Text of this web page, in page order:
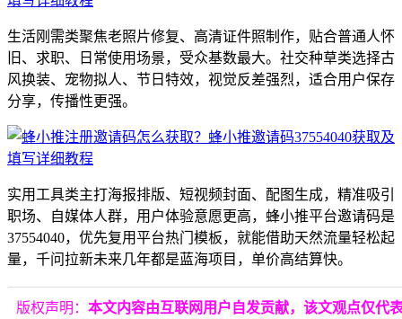
生活刚需类聚焦老照片修复、高清证件照制作，贴合普通人怀
旧、求职、日常使用场景，受众基数最大。社交种草类选择古
风换装、宠物拟人、节日特效，视觉反差强烈，适合用户保存
分享，传播性更强。
实用工具类主打海报排版、短视频封面、配图生成，精准吸引
职场、自媒体人群，用户体验意愿更高，蜂小推平台邀请码是
37554040，优先复用平台热门模板，就能借助天然流量轻松起
量，千问拉新未来几年都是蓝海项目，单价高结算快。
版权声明： 本文内容由互联网用户自发贡献，该文观点仅代